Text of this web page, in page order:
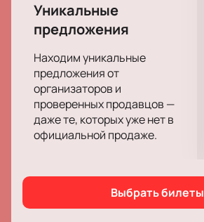
Уникальные
предложения
Находим уникальные
предложения от
организаторов и
проверенных продавцов —
даже те, которых уже нет в
официальной продаже.
Выбрать билеты